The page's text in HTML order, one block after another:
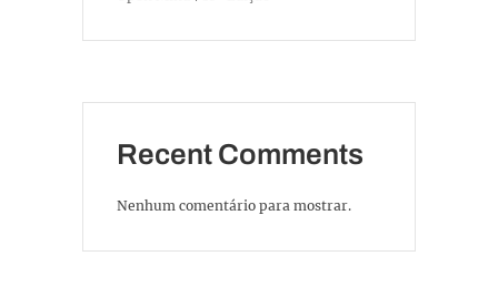
Recent Comments
Nenhum comentário para mostrar.